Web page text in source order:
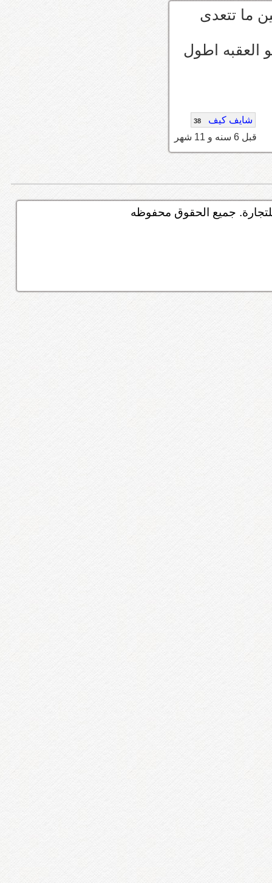
ما تتعدى
الهدا الا وهي واصله ١٠٠ ولو العقبه اطول
شايف كيف 38
قبل 6 سنه و 11 شهر
جميع الحقوق محفوظه